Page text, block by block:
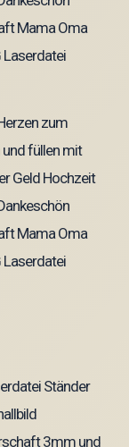
zum
füllen mit
Geld Hochzeit
Mama Oma
Laserdatei